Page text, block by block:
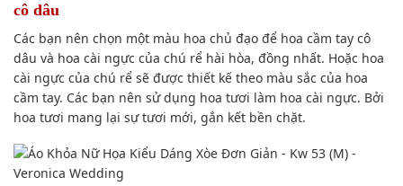
cô dâu
Các bạn nên chọn một màu hoa chủ đạo để hoa cầm tay cô
dâu và hoa cài ngực của chú rể hài hòa, đồng nhất. Hoặc hoa
cài ngực của chú rể sẽ được thiết kế theo màu sắc của hoa
cầm tay. Các bạn nên sử dụng hoa tươi làm hoa cài ngực. Bởi
hoa tươi mang lại sự tươi mới, gắn kết bền chặt.